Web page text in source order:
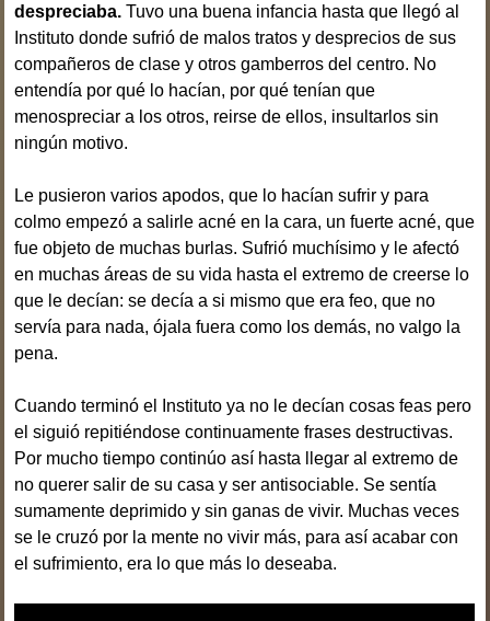
despreciaba. Tuvo una buena infancia hasta que llegó al
Instituto donde sufrió de malos tratos y desprecios de sus
compañeros de clase y otros gamberros del centro. No
entendía por qué lo hacían, por qué tenían que
menospreciar a los otros, reirse de ellos, insultarlos sin
ningún motivo.
Le pusieron varios apodos, que lo hacían sufrir y para
colmo empezó a salirle acné en la cara, un fuerte acné, que
fue objeto de muchas burlas. Sufrió muchísimo y le afectó
en muchas áreas de su vida hasta el extremo de creerse lo
que le decían: se decía a si mismo que era feo, que no
servía para nada, ójala fuera como los demás, no valgo la
pena.
Cuando terminó el Instituto ya no le decían cosas feas pero
el siguió repitiéndose continuamente frases destructivas.
Por mucho tiempo continúo así hasta llegar al extremo de
no querer salir de su casa y ser antisociable. Se sentía
sumamente deprimido y sin ganas de vivir. Muchas veces
se le cruzó por la mente no vivir más, para así acabar con
el sufrimiento, era lo que más lo deseaba.